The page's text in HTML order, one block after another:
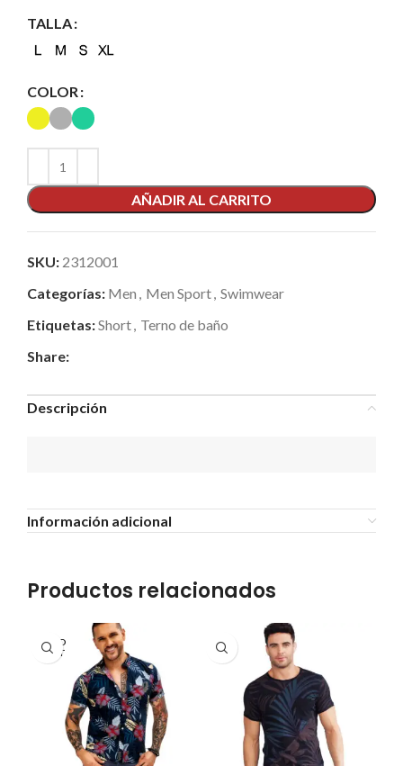
TALLA
COLOR
AÑADIR AL CARRITO
SKU: 2312001
Categorías: Men , Men Sport, Swimwear
Etiquetas:Short, Terno de baño
Share:
Descripción
Información adicional
Productos relacionados
SOLD
OUT